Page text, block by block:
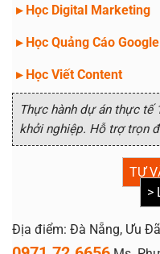
▸ Học Digital Marketing
▸ Học Quảng Cáo
▸ Học Viết Content
Thực hành dự án thực tế
khởi nghiệp. Hỗ trợ trọn
TƯ
>
Địa điểm: Đà Nẵng, Ưu